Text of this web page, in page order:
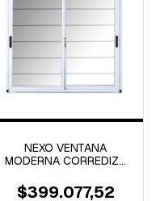
NEXO VENTANA
MODERNA CORREDIZA
1.50x1.10 MTS CON
$399.077,52